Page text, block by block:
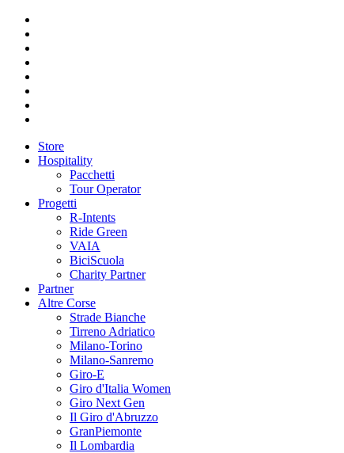
Store
Hospitality
Pacchetti
Tour Operator
Progetti
R-Intents
Ride Green
VAIA
BiciScuola
Charity Partner
Partner
Altre Corse
Strade Bianche
Tirreno Adriatico
Milano-Torino
Milano-Sanremo
Giro-E
Giro d'Italia Women
Giro Next Gen
Il Giro d'Abruzzo
GranPiemonte
Il Lombardia